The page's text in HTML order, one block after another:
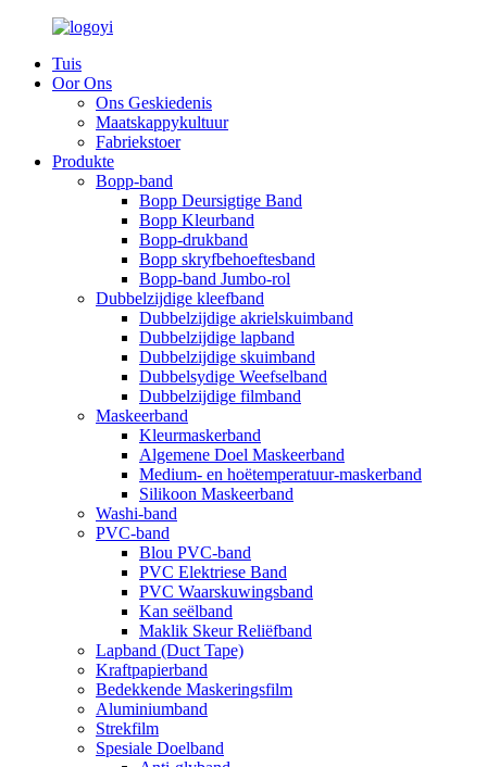
Tuis
Oor Ons
Ons Geskiedenis
Maatskappykultuur
Fabriekstoer
Produkte
Bopp-band
Bopp Deursigtige Band
Bopp Kleurband
Bopp-drukband
Bopp skryfbehoeftesband
Bopp-band Jumbo-rol
Dubbelzijdige kleefband
Dubbelzijdige akrielskuimband
Dubbelzijdige lapband
Dubbelzijdige skuimband
Dubbelsydige Weefselband
Dubbelzijdige filmband
Maskeerband
Kleurmaskerband
Algemene Doel Maskeerband
Medium- en hoëtemperatuur-maskerband
Silikoon Maskeerband
Washi-band
PVC-band
Blou PVC-band
PVC Elektriese Band
PVC Waarskuwingsband
Kan seëlband
Maklik Skeur Reliëfband
Lapband (Duct Tape)
Kraftpapierband
Bedekkende Maskeringsfilm
Aluminiumband
Strekfilm
Spesiale Doelband